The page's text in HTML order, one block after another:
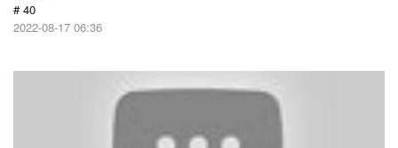
# 40
2022-08-17 06:36